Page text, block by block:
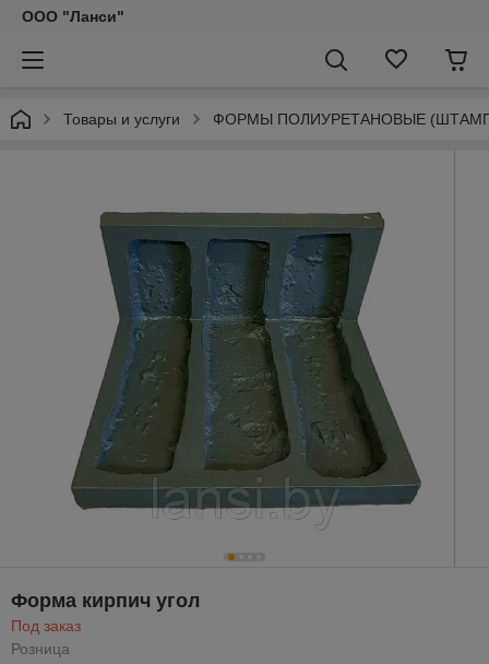
ООО "Ланси"
Товары и услуги ФОРМЫ ПОЛИУРЕТАНОВЫЕ
Форма кирпич угол
Под заказ
Розница